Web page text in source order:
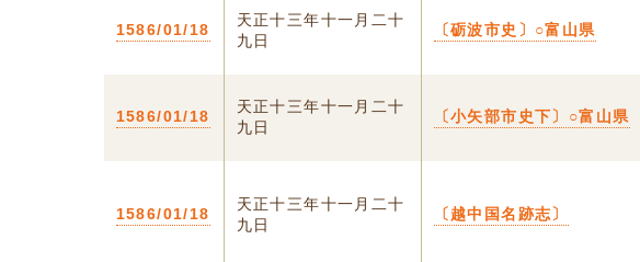
1586/01/18
天正十三年十一月二十
九日
〔砺波市史〕○富山県
1586/01/18
天正十三年十一月二十
九日
〔小矢部市史下〕○富山県
1586/01/18
天正十三年十一月二十
九日
〔越中国名跡志〕